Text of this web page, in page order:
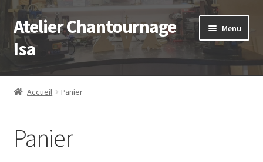
Aller
à
la
Aller
au
contenu
Atelier Chantournage
Isa
Menu
Accueil
Blog
Accueil Panier
Panier